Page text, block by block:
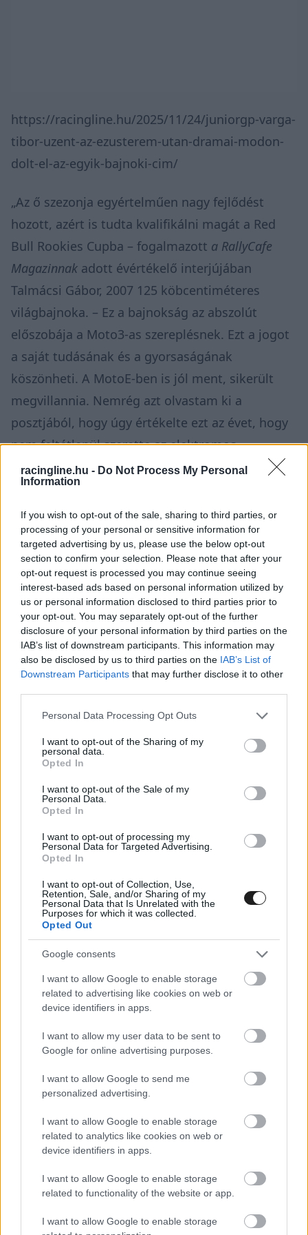
racingline.hu - Do Not Process My Personal
Information
If you wish to opt-out of the sale, sharing to third parties, or
processing of your personal or sensitive information for
targeted advertising by us, please use the below opt-out
section to confirm your selection. Please note that after your
opt-out request is processed you may continue seeing
interest-based ads based on personal information utilized by
us or personal information disclosed to third parties prior to
your opt-out. You may separately opt-out of the further
disclosure of your personal information by third parties on the
IAB’s list of downstream participants. This information may
also be disclosed by us to third parties on the IAB’s List of
Downstream Participants that may further disclose it to other
Please note that this website/app uses one or more Google
not limited to your visit or usage behaviour. You may click to
grant or deny consent to Google and its third-party tags to
use your data for below specified purposes in below Google
consent section.
Personal Data Processing Opt Outs
I want to opt-out of the Sharing of my
personal data.
Opted In
I want to opt-out of the Sale of my
Personal Data.
Opted In
I want to opt-out of processing my
Personal Data for Targeted Advertising.
Opted In
I want to opt-out of Collection, Use,
Retention, Sale, and/or Sharing of my
Personal Data that Is Unrelated with the
Purposes for which it was collected.
Opted Out
Google consents
I want to allow Google to enable storage
related to advertising like cookies on web or
device identifiers in apps.
I want to allow my user data to be sent to
Google for online advertising purposes.
I want to allow Google to send me
personalized advertising.
I want to allow Google to enable storage
related to analytics like cookies on web or
device identifiers in apps.
I want to allow Google to enable storage
related to functionality of the website or app.
I want to allow Google to enable storage
https://racingline.hu/2025/11/24/juniorgp-varga-
tibor-uzent-az-ezusterem-utan-dramai-modon-
dolt-el-az-egyik-bajnoki-cim/
„Az ő szezonja egyértelműen nagy fejlődést
hozott, azért is tudta kvalifikálni magát a Red
Bull Rookies Cupba – fogalmazott a RallyCafe
Magazinnak adott évértékelő interjújában
Talmácsi Gábor, 2007 125 köbcentiméteres
világbajnoka. – Ez a bajnokság az abszolút
előszobája a Moto3-as szereplésnek. Ezt a jogot
a saját tudásának és a gyorsaságának
köszönheti. A MotoE-ben is jól ment, sikerült
megvillannia. Nemrég azt olvastam ki a
posztjából, hogy úgy értékelte ezt az évet, hogy
nem feltétlenül szerette az elektromos
kategóriát. Annak ellenére, hogy nehézmotoron
kevés tapasztalata volt, jól vette az akadályokat,
és csak dicsérni tudom.”
Varga azon kevés versenyzők közé tartozik,
akiről jelenleg tudjuk, hogy 2026-ban hol fog
biztosan versenyezni. „Tibiben az a jó, hogy
bármilyen motorra ül, tud alkalmazkodni.
Legyen az egy 216 kilogrammos, 150 lóerős
MotoE-gép vagy egy Rookies Cup-válogatón lévő
Moriwaki-motor, amely 80 kilogramm és 40
https://racingline.hu/2025/10/09/hatalmas-siker-
varga-tibort-bevalogattak-a-rangos-utanpotlas-
Az egyik legnívósabb utánpótlássorozat hét
különböző helyszínre fogja elkísérni a MotoGP-t,
a Balaton Park Circuitre azonban nem. Ez némi
szomorúságra adhat okot, azonban Talmácsi
ennek is a pozitív oldalát domborította ki. „Nála
az a lényeg, hogy a többi pályát nagyon jól
ismerje, és abból hozza ki a maximumot, és
mondjuk két év múlva ott legyen a Moto3-as